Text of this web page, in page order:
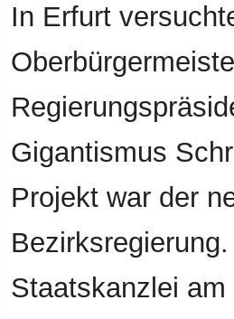
In Erfurt
Gigantismus
Projekt war der
Staatskanzlei